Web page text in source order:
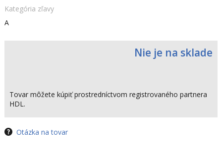
Kategória zľavy
A
Nie je na sklade
Tovar môžete kúpiť prostredníctvom registrovaného partnera
HDL.
Otázka na tovar